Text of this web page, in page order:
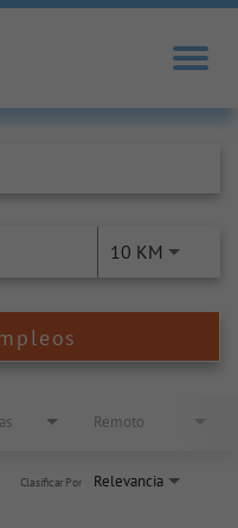
10 KM
Remoto
Relevancia
Clasificar Por